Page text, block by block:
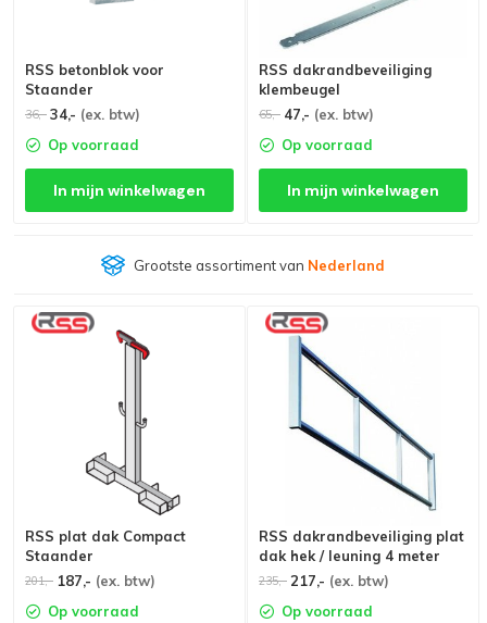
RSS betonblok voor
Staander
36,- 34,- (ex. btw)
Op voorraad
In mijn winkelwagen
RSS dakrandbeveiliging
klembeugel
65,- 47,- (ex. btw)
Op voorraad
In mijn winkelwagen
Grootste assortiment van Nederland
RSS plat dak Compact
Staander
201,- 187,- (ex. btw)
Op voorraad
RSS dakrandbeveiliging plat
dak hek / leuning 4 meter
235,- 217,- (ex. btw)
Op voorraad